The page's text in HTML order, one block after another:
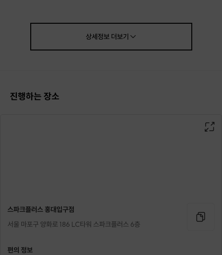
상세정보더보기
진행하는 장소
스파크플러스 홍대입구점
서울 마포구 양화로 186 LC타워 스파크플러스 6층
편의 정보